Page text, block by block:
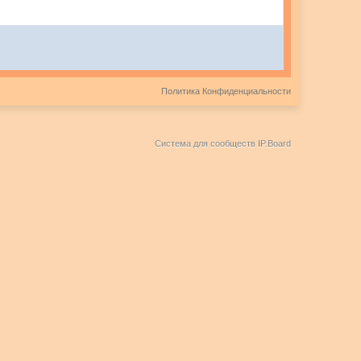
Политика Конфиденциальности
Система для сообществ IP.Board